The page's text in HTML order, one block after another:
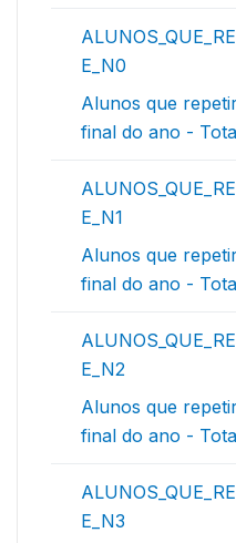
E_N0
Alunos que
final do ano -
E_N1
Alunos que
final do ano -
E_N2
Alunos que
final do ano -
E_N3